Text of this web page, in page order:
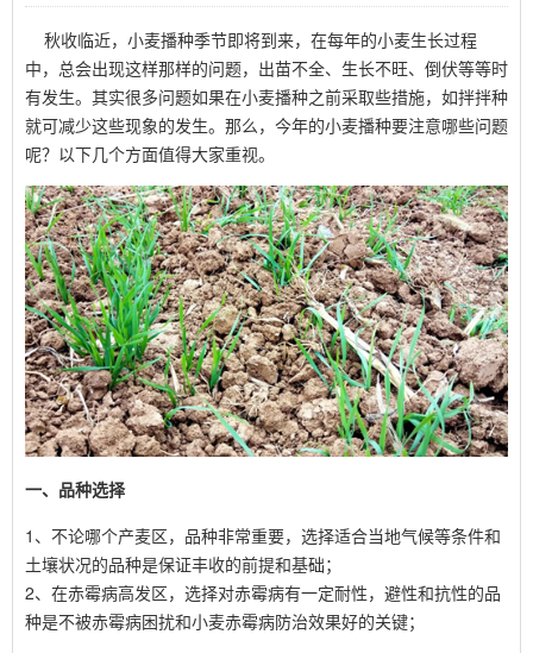
秋收临近，小麦播种季节即将到来，在每年的小麦生长过程
中，总会出现这样那样的问题，出苗不全、生长不旺、倒伏等等时
有发生。其实很多问题如果在小麦播种之前采取些措施，如拌拌种
就可减少这些现象的发生。那么，今年的小麦播种要注意哪些问题
呢？以下几个方面值得大家重视。
一、品种选择
1、不论哪个产麦区，品种非常重要，选择适合当地气候等条件和
土壤状况的品种是保证丰收的前提和基础；
2、在赤霉病高发区，选择对赤霉病有一定耐性，避性和抗性的品
种是不被赤霉病困扰和小麦赤霉病防治效果好的关键；